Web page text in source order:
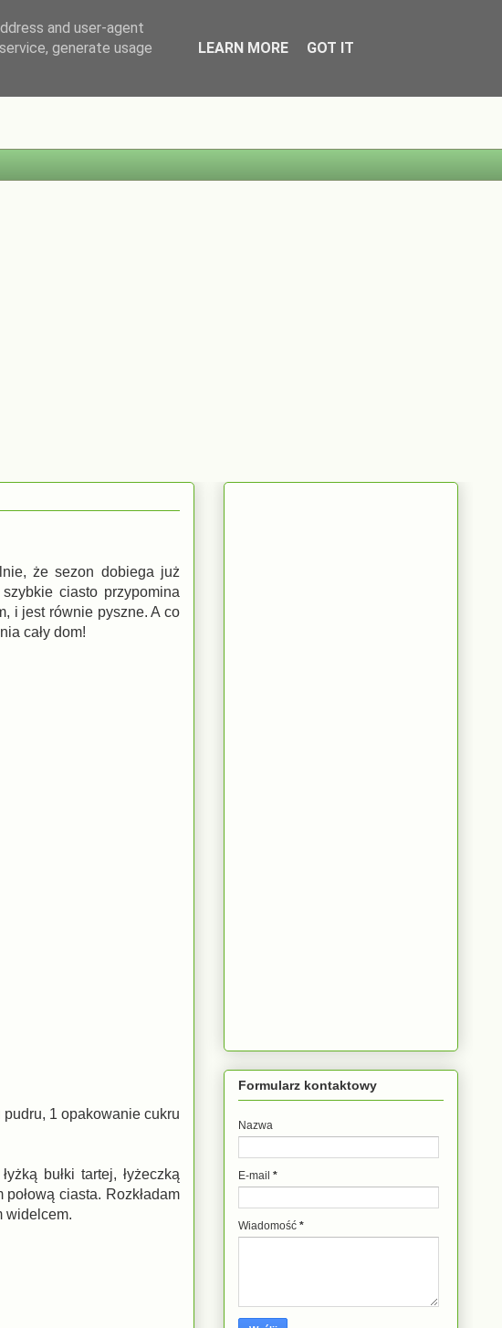
że sezon dobiega już
ciasto przypomina
i jest równie pyszne. A co
cały dom!
pudru, 1 opakowanie cukru
bułki tartej, łyżeczką
ciasta. Rozkładam
widelcem.
Formularz kontaktowy
Nazwa
E-mail *
Wiadomość *
and user-agent
generate usage
LEARN MORE GOT IT